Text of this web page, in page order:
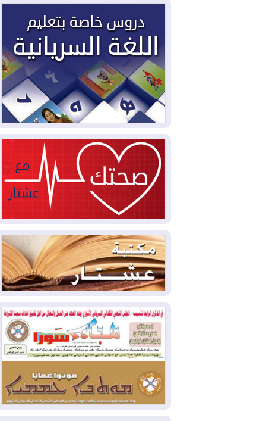
ملفات حقبة الكاظمي تعود إلى
الواجهة.. أنباء عن مراجعات قضائية
وتحقيقات أوسع في قضايا فساد
2026-08-04بيترو يشكو تزوير الانتخابات
الرئاسية ويحذر من "حرب أهلية" في
كولومبيا
2026-08-03رئيس إقليم كوردستان في
2026-08-03
العراق يؤكد مجدداً التزامه
بمنع الهجمات على الدول المجاورة
2026-08-03
العجز والاقتراض يطوقان
المالية العراقية.. اقتراض يتجاوز 3 تريليونات
دينار!
2026-08-03كوبا تغرق في الظلام مجددا
وانهيار الشبكة الكهربائية
2026-08-03
أوامر بإجلاء 60 ألف شخص
بسبب الحرائق في ولاية واشنطن
2026-08-02
مشروع "حسابي" يُمهل
الموظفين حتى نهاية أغسطس لاستلام
بطاقاتهم المصرفية
2026-08-02دمشق وعمّان تحذران بغداد:
أي هجوم من أراضي العراق سيواجه برد